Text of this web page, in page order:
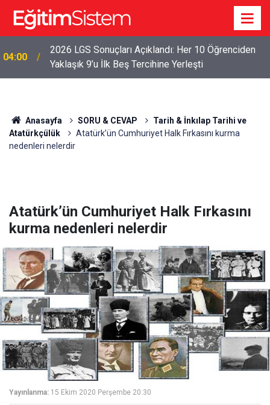
04:00
2026 LGS Sonuçları Açıklandı: Her 10 Öğrenciden
Yaklaşık 9’u İlk Beş Tercihine Yerleşti
Anasayfa SORU & CEVAP
Tarih & İnkılap Tarihi ve
Atatürkçülük
Atatürk’ün Cumhuriyet Halk Fırkasını kurma
nedenleri nelerdir
Atatürk’ün Cumhuriyet Halk Fırkasını
kurma nedenleri nelerdir
Yayınlanma: 15 Ekim 2020 Perşembe 20:30